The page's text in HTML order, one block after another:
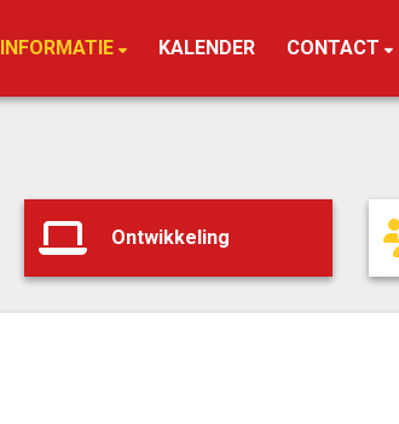
INFORMATIE KALENDER CONTACT
Ontwikkeling